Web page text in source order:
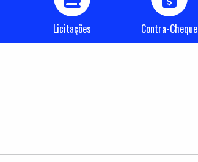
Licitações
Contra-Cheque